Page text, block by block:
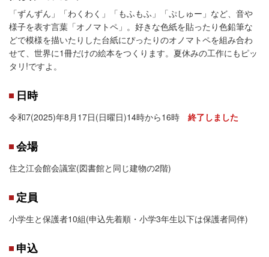
「ずんずん」「わくわく」「もふもふ」「ぷしゅー」など、音や
様子を表す言葉「オノマトペ」。好きな色紙を貼ったり色鉛筆な
どで模様を描いたりした台紙にぴったりのオノマトペを組み合わ
せて、世界に1冊だけの絵本をつくります。夏休みの工作にもピッ
タリ!ですよ。
日時
令和7(2025)年8月17日(日曜日)14時から16時 終了しました
会場
住之江会館会議室(図書館と同じ建物の2階)
定員
小学生と保護者10組(申込先着順・小学3年生以下は保護者同伴)
申込